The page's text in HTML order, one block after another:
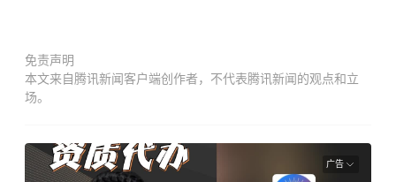
免责声明
本文来自腾讯新闻客户端创作者，不代表腾讯新闻的观点和立
场。
广告